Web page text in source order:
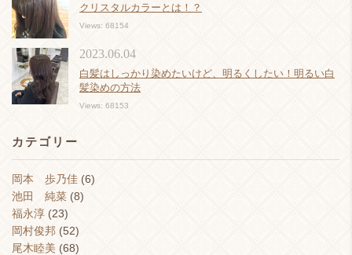
クリスタルカラーとは！？
Views: 68154
白髪はしっかり染めたいけど、明るくしたい！明るい白
髪染めの方法
2023.06.04
Views: 68153
カテゴリー
岡本 歩乃佳 (6)
池田 純菜 (8)
福永淳 (23)
岡村俊邦 (52)
尾木睦美 (68)